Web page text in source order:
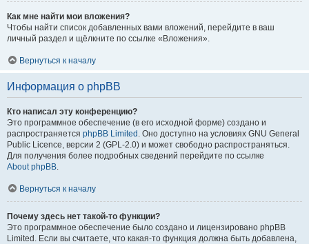
Как мне найти мои вложения?
Чтобы найти список добавленных вами вложений, перейдите в ваш
личный раздел и щёлкните по ссылке «Вложения».
Вернуться к началу
Информация о phpBB
Кто написал эту конференцию?
Это программное обеспечение (в его исходной форме) создано и
распространяется phpBB Limited . Оно доступно на условиях GNU General
Public Licence, версии 2 (GPL-2.0) и может свободно распространяться.
Для получения более подробных сведений перейдите по ссылке
About phpBB.
Вернуться к началу
Почему здесь нет такой-то функции?
Это программное обеспечение было создано и лицензировано phpBB
Limited. Если вы считаете, что какая-то функция должна быть добавлена,